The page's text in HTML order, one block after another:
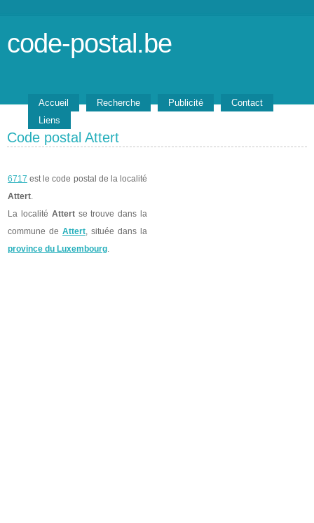
code-postal.be
Accueil Recherche Publicité
Contact
Liens
Code postal Attert
6717 est le code postal de la localité
Attert.
La localité Attertse trouve dans la
commune de Attert, située dans la
province du Luxembourg.